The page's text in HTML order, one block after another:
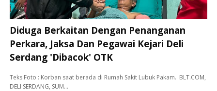
Diduga Berkaitan Dengan Penanganan
Perkara, Jaksa Dan Pegawai Kejari Deli
Serdang 'Dibacok' OTK
Teks Foto : Korban saat berada di Rumah Sakit Lubuk Pakam. BLT.COM,
DELI SERDANG, SUM…